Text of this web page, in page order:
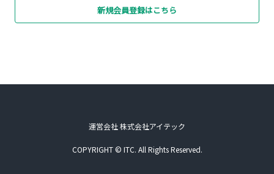
新規会員登録はこちら
運営会社 株式会社アイテック
COPYRIGHT © ITC. All Rights Reserved.